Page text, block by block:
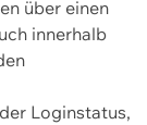
über einen
innerhalb
Loginstatus,